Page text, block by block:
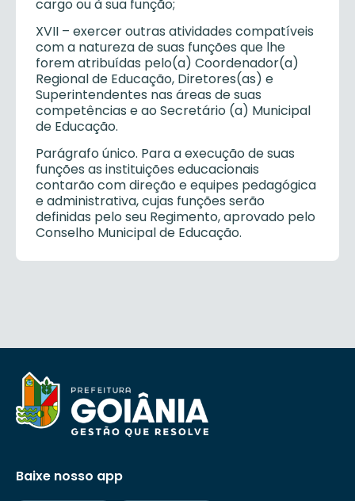
cargo ou à sua função;
XVII – exercer outras atividades compatíveis
com a natureza de suas funções que lhe
forem atribuídas pelo(a) Coordenador(a)
Regional de Educação, Diretores(as) e
Superintendentes nas áreas de suas
competências e ao Secretário (a) Municipal
de Educação.
Parágrafo único. Para a execução de suas
funções as instituições educacionais
contarão com direção e equipes pedagógica
e administrativa, cujas funções serão
definidas pelo seu Regimento, aprovado pelo
Conselho Municipal de Educação.
Baixe nosso app